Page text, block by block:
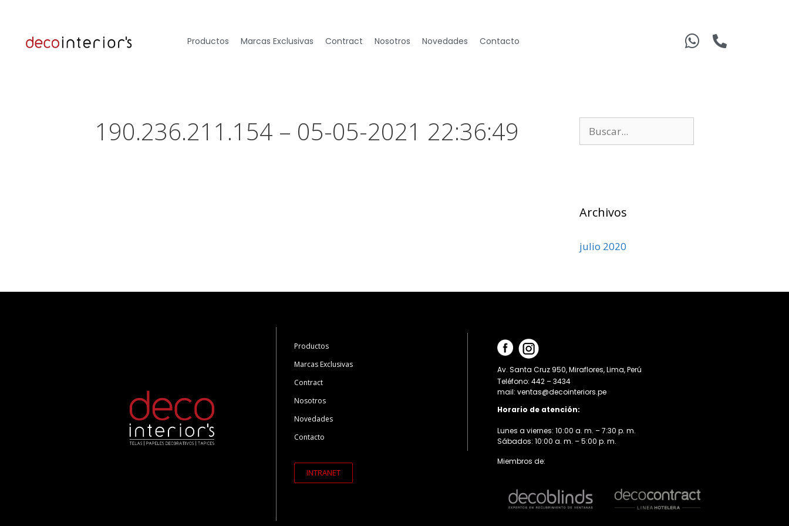
Productos Marcas Exclusivas Contract Nosotros Novedades Contacto
190.236.211.154 – 05-05-2021 22:36:49
Archivos
julio 2020
Productos
Marcas Exclusivas
Contract
Nosotros
Novedades
Contacto
INTRANET
Av. Santa Cruz 950, Miraflores, Lima, Perú
Teléfono: 442 – 3434
mail: ventas@decointeriors.pe
Horario de atención:
Lunes a viernes: 10:00 a. m. – 7:30 p. m.
Sábados: 10:00 a. m. – 5:00 p. m.
Miembros de: